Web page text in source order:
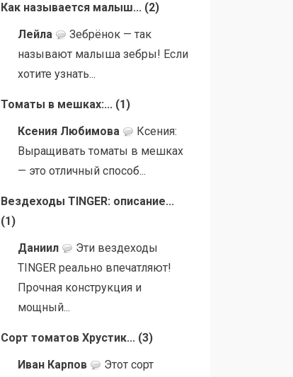
Как называется малыш... (2)
Лейла
Зебрёнок — так
называют малыша зебры! Если
хотите узнать...
Томаты в мешках:... (1)
Ксения Любимова
Ксения:
Выращивать томаты в мешках
— это отличный способ...
Вездеходы TINGER: описание...
(1)
Даниил
Эти вездеходы
TINGER реально впечатляют!
Прочная конструкция и
мощный...
Сорт томатов Хрустик... (3)
Иван Карпов
Этот сорт